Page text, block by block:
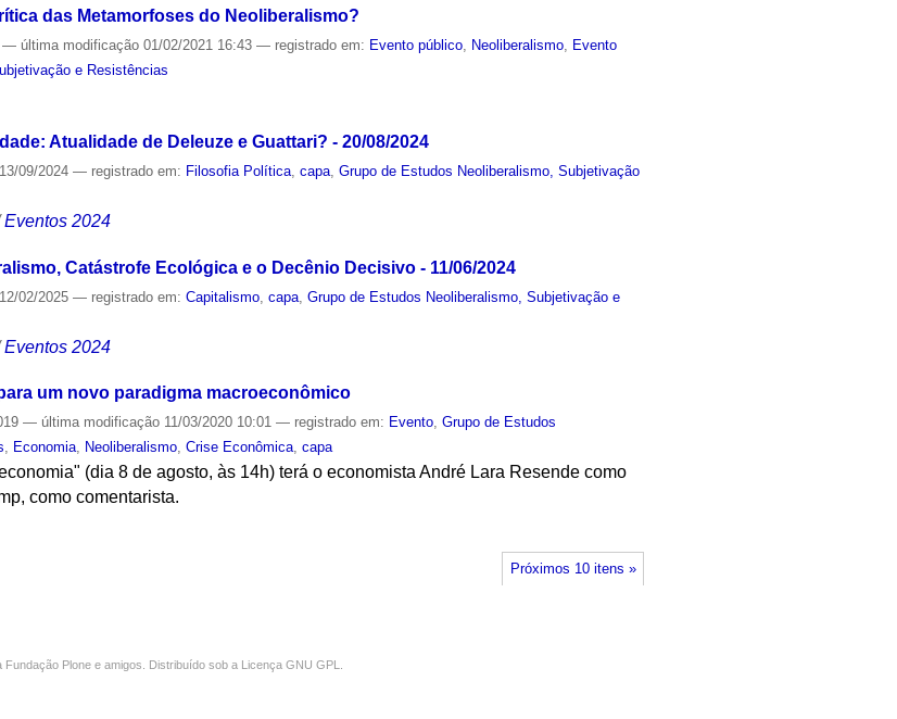
das Metamorfoses do Neoliberalismo?
— última modificação 01/02/2021 16:43— registrado em: Evento público, Neoliberalismo, Evento
e Resistências
Atualidade de Deleuze e Guattari? - 20/08/2024
13/09/2024— registrado em: Filosofia Política ,capa ,Grupo de Estudos Neoliberalismo, Subjetivação
Eventos 2024
Catástrofe Ecológica e o Decênio Decisivo - 11/06/2024
12/02/2025— registrado em:Capitalismo ,capa ,Grupo de Estudos Neoliberalismo, Subjetivação e
Eventos 2024
um novo paradigma macroeconômico
— última modificação 11/03/2020 10:01— registrado em: Evento,Grupo de Estudos
, Economia, Neoliberalismo,Crise Econômica,capa
(dia 8 de agosto, às 14h) terá o economista André Lara Resende como
como comentarista.
Próximos 10 itens »
Fundação Plone e amigos. Distribuído sob a Licença GNU GPL